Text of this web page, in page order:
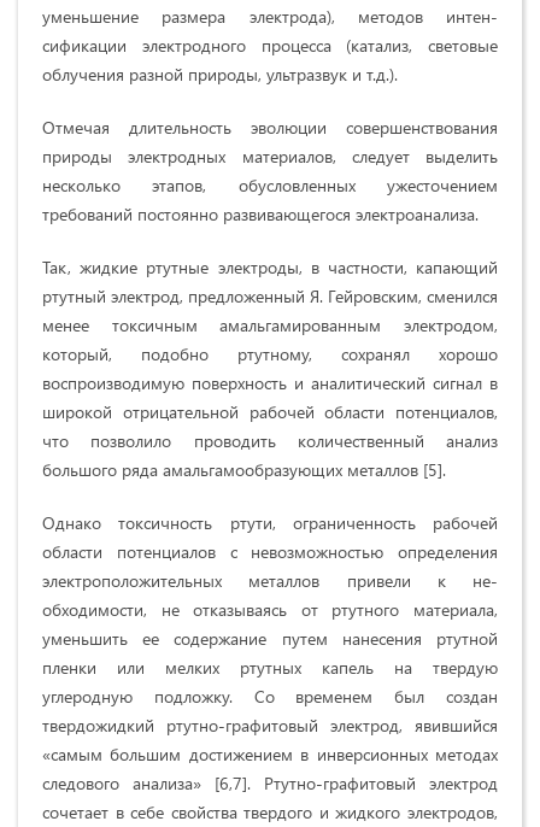
уменьшение размера электрода), методов интен­
сификации электродного процесса (катализ, све­товые
облучения разной природы, ультразвук и т.д.).
Отмечая длительность эволюции совершенствования
природы электродных материалов, следует выделить
несколько этапов, обусловленных ужесточением
требований постоянно развивающегося электроанализа.
Так, жидкие ртутные электроды, в частности, капающий
ртутный электрод, предложенный Я. Гейровским, сменился
менее токсичным амальгамированным электродом,
который, подобно ртутному, сохранял хорошо
воспроизводимую поверхность и аналитический сигнал в
широкой отрицательной рабочей области потенциалов,
что позволило проводить количественный анализ
большого ряда амальгамообразующих металлов [5].
Однако токсич­ность ртути, ограниченность рабочей
области потенциалов с невозможностью определения
электроположительных металлов привели к не­
обходимости, не отказываясь от ртутного мате­риала,
уменьшить ее содержание путем нанесе­ния ртутной
пленки или мелких ртутных капель на твердую
углеродную подложку. Со временем был создан
твердожидкий ртутно-графитовый электрод, явившийся
«самым большим дости­жением в инверсионных методах
следового ана­лиза» [6,7]. Ртутно-графитовый электрод
сочетает в себе свойства твердого и жидкого электродов,